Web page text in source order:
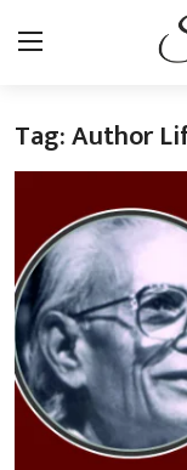
Login
स्वतंत्रता सेनानी
साहित्य समाचार
होम
कहानी
कविता
Tag: Author